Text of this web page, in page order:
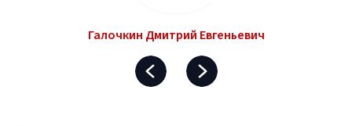
Галочкин Дмитрий Евгеньевич